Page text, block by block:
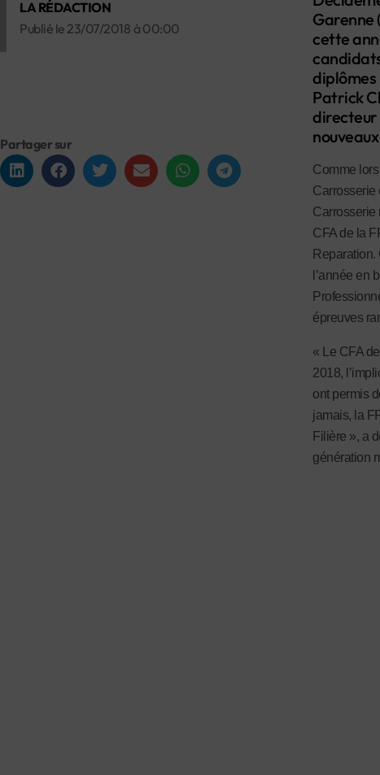
LA RÉDACTION
Publié le 23/07/2018 à 00:00
Partager sur
Garenne
cette
diplômes
Patrick
directeur
Comme
Carrosserie
Carrosserie
CFA de la
l’année en
épreuves
«
Le CFA
2018,
ont permis
jamais, la
Filière », a
génération